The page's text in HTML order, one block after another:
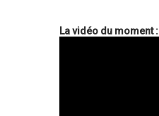
La vidéo du moment :